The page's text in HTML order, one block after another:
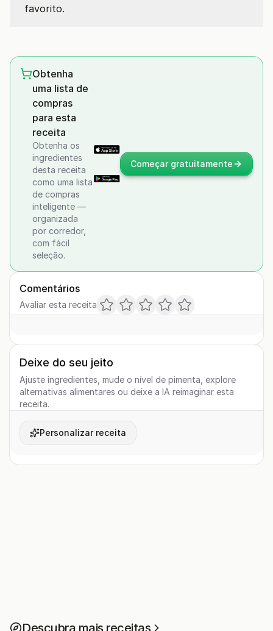
favorito.
Obtenha
uma lista de
compras
para esta
receita
Obtenha os
ingredientes
desta receita
como uma lista
de compras
inteligente —
organizada
por corredor,
com fácil
seleção.
Começar gratuitamente
Comentários
Avaliar esta receita
Deixe do seu jeito
Ajuste ingredientes, mude o nível de pimenta, explore
alternativas alimentares ou deixe a IA reimaginar esta
receita.
Personalizar receita
Descubra mais receitas